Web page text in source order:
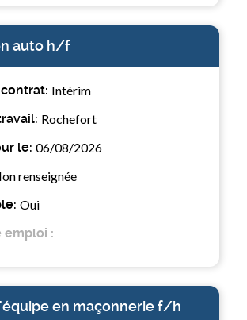
auto h/f
Intérim
Rochefort
le: 06/08/2026
renseignée
Oui
emploi :
en maçonnerie f/h